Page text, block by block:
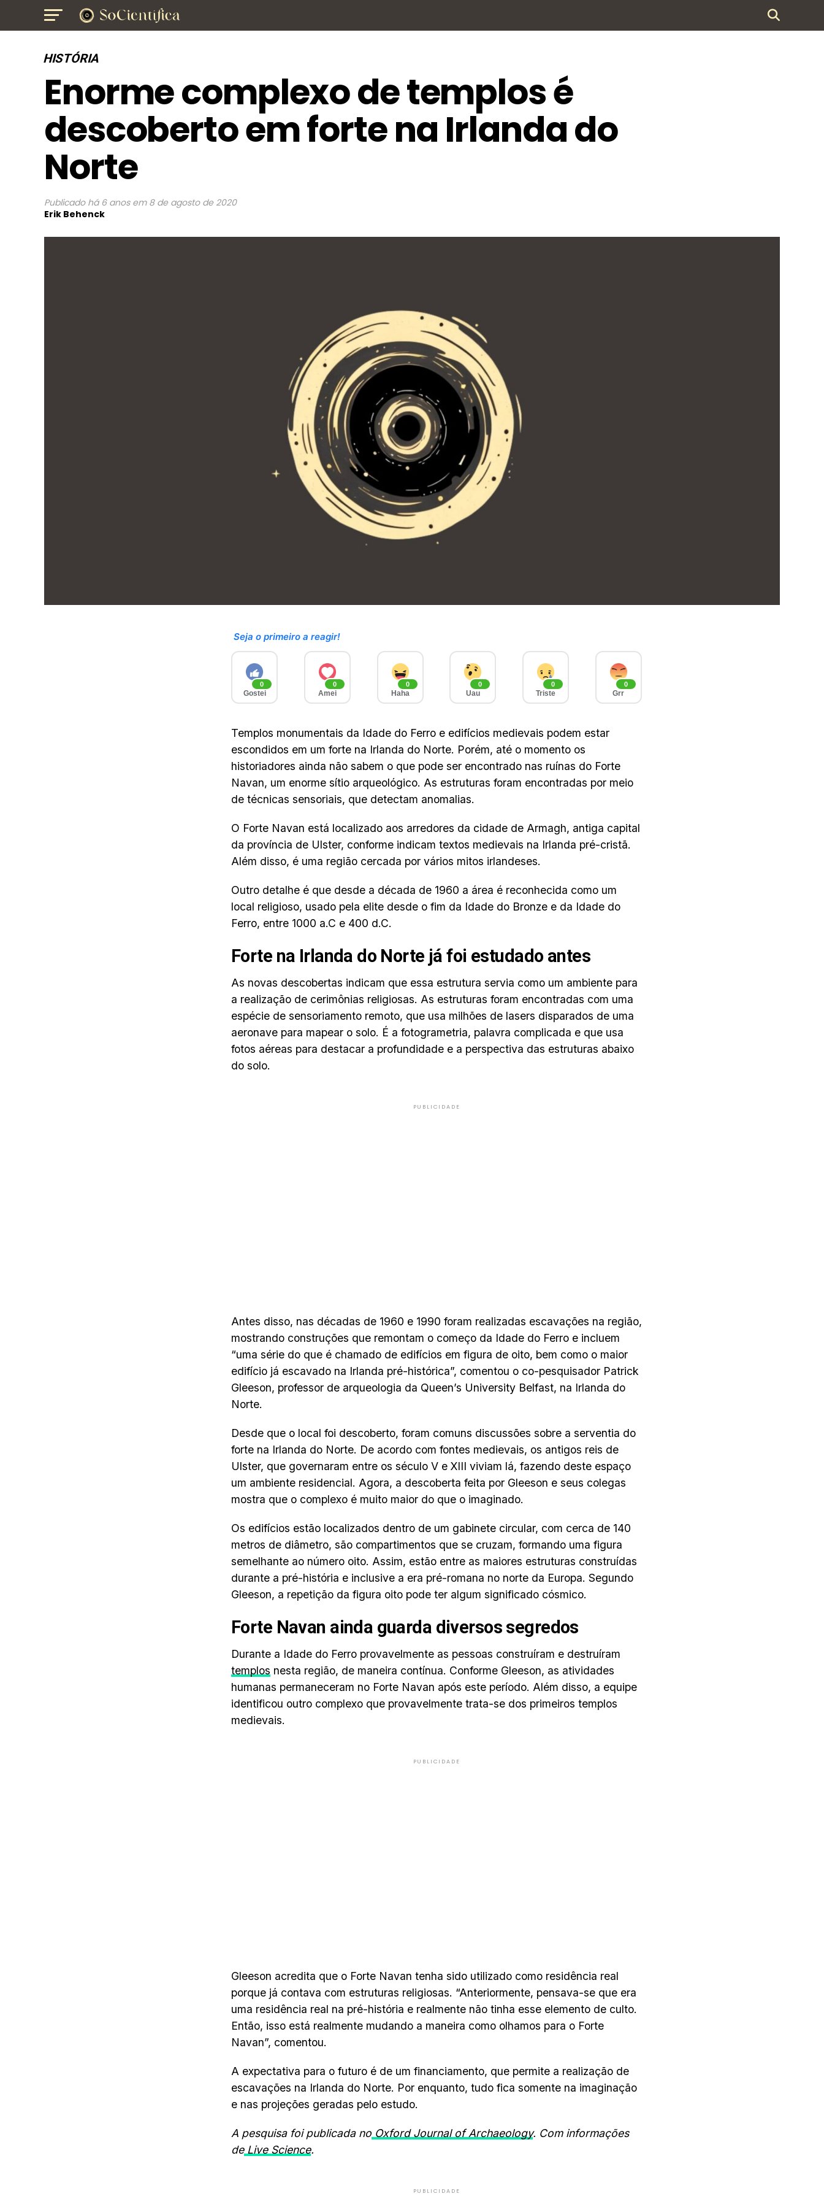
HISTÓRIA
Enorme complexo de templos é
descoberto em forte na Irlanda do
Norte
Publicado há 6 anos em 8 de agosto de 2020
Erik Behenck
Seja o primeiro a reagir!
0
Gostei
0
Amei
0
Haha
0
Uau
0
Triste
0
Grr
Templos monumentais da Idade do Ferro e edifícios medievais podem estar
escondidos em um forte na Irlanda do Norte. Porém, até o momento os
historiadores ainda não sabem o que pode ser encontrado nas ruínas do Forte
Navan, um enorme sítio arqueológico. As estruturas foram encontradas por meio
de técnicas sensoriais, que detectam anomalias.
O Forte Navan está localizado aos arredores da cidade de Armagh, antiga capital
da província de Ulster, conforme indicam textos medievais na Irlanda pré-cristã.
Além disso, é uma região cercada por vários mitos irlandeses.
Outro detalhe é que desde a década de 1960 a área é reconhecida como um
local religioso, usado pela elite desde o fim da Idade do Bronze e da Idade do
Ferro, entre 1000 a.C e 400 d.C.
Forte na Irlanda do Norte já foi estudado antes
As novas descobertas indicam que essa estrutura servia como um ambiente para
a realização de cerimônias religiosas. As estruturas foram encontradas com uma
espécie de sensoriamento remoto, que usa milhões de lasers disparados de uma
aeronave para mapear o solo. É a fotogrametria, palavra complicada e que usa
fotos aéreas para destacar a profundidade e a perspectiva das estruturas abaixo
do solo.
PUBLICIDADE
Antes disso, nas décadas de 1960 e 1990 foram realizadas escavações na região,
mostrando construções que remontam o começo da Idade do Ferro e incluem
“uma série do que é chamado de edifícios em figura de oito, bem como o maior
edifício já escavado na Irlanda pré-histórica”, comentou o co-pesquisador Patrick
Gleeson, professor de arqueologia da Queen’s University Belfast, na Irlanda do
Norte.
Desde que o local foi descoberto, foram comuns discussões sobre a serventia do
forte na Irlanda do Norte. De acordo com fontes medievais, os antigos reis de
Ulster, que governaram entre os século V e XIII viviam lá, fazendo deste espaço
um ambiente residencial. Agora, a descoberta feita por Gleeson e seus colegas
mostra que o complexo é muito maior do que o imaginado.
Os edifícios estão localizados dentro de um gabinete circular, com cerca de 140
metros de diâmetro, são compartimentos que se cruzam, formando uma figura
semelhante ao número oito. Assim, estão entre as maiores estruturas construídas
durante a pré-história e inclusive a era pré-romana no norte da Europa. Segundo
Gleeson, a repetição da figura oito pode ter algum significado cósmico.
Forte Navan ainda guarda diversos segredos
Durante a Idade do Ferro provavelmente as pessoas construíram e destruíram
templos nesta região, de maneira contínua. Conforme Gleeson, as atividades
humanas permaneceram no Forte Navan após este período. Além disso, a equipe
identificou outro complexo que provavelmente trata-se dos primeiros templos
medievais.
PUBLICIDADE
Gleeson acredita que o Forte Navan tenha sido utilizado como residência real
porque já contava com estruturas religiosas. “Anteriormente, pensava-se que era
uma residência real na pré-história e realmente não tinha esse elemento de culto.
Então, isso está realmente mudando a maneira como olhamos para o Forte
Navan”, comentou.
A expectativa para o futuro é de um financiamento, que permite a realização de
escavações na Irlanda do Norte. Por enquanto, tudo fica somente na imaginação
e nas projeções geradas pelo estudo.
A pesquisa foi publicada no Oxford Journal of Archaeology. Com informações
deLive Science.
PUBLICIDADE